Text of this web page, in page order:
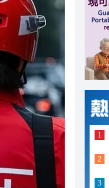
20:31
20:42
20:41
20:40
20:39
20:34